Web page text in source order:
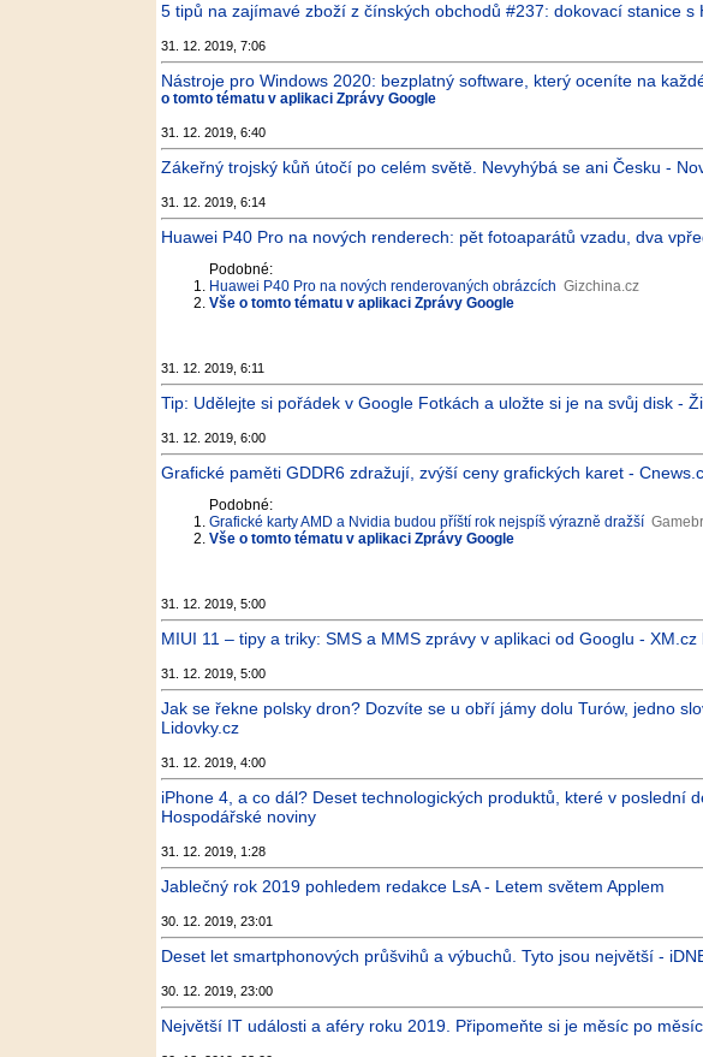
5 tipů na zajímavé zboží z čínských obchodů #237: dokovací stanice s
31. 12. 2019, 7:06
Nástroje pro Windows 2020: bezplatný software, který oceníte na
o tomto tématu v aplikaci Zprávy Google
31. 12. 2019, 6:40
Zákeřný trojský kůň útočí po celém světě. Nevyhýbá se ani Česku -
31. 12. 2019, 6:14
Huawei P40 Pro na nových renderech: pět fotoaparátů vzadu, dva
Podobné:
Huawei P40 Pro na nových renderovaných obrázcích Gizchina.cz
Vše o tomto tématu v aplikaci Zprávy Google
31. 12. 2019, 6:11
Tip: Udělejte si pořádek v Google Fotkách a uložte si je na svůj disk -
31. 12. 2019, 6:00
Grafické paměti GDDR6 zdražují, zvýší ceny grafických karet -
Podobné:
Grafické karty AMD a Nvidia budou příští rok nejspíš výrazně dražší
Vše o tomto tématu v aplikaci Zprávy Google
31. 12. 2019, 5:00
MIUI 11 – tipy a triky: SMS a MMS zprávy v aplikaci od Googlu - XM.cz
31. 12. 2019, 5:00
Jak se řekne polsky dron? Dozvíte se u obří jámy dolu Turów, jedno
Lidovky.cz
31. 12. 2019, 4:00
iPhone 4, a co dál? Deset technologických produktů, které v poslední
Hospodářské noviny
31. 12. 2019, 1:28
Jablečný rok 2019 pohledem redakce LsA - Letem světem Applem
30. 12. 2019, 23:01
Deset let smartphonových průšvihů a výbuchů. Tyto jsou největší -
30. 12. 2019, 23:00
Největší IT události a aféry roku 2019. Připomeňte si je měsíc po